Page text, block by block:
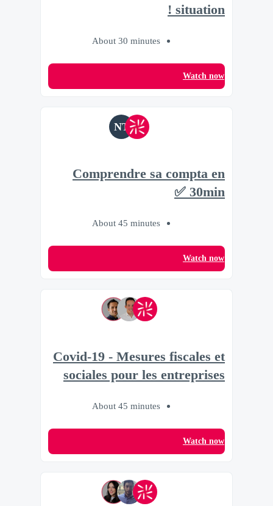
situation !
About 30 minutes
Watch now
NT
Comprendre sa compta en
30min ✅
About 45 minutes
Watch now
Covid-19 - Mesures fiscales et
sociales pour les entreprises
About 45 minutes
Watch now